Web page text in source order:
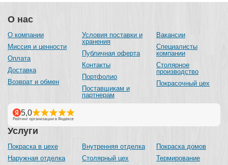
О нас
О компании
Миссия и ценности
Оплата
Доставка
Возврат и обмен
Условия поставки и
хранения
Публичная оферта
Контакты
Портфолио
Поставщикам и
партнерам
Вакансии
Специалисты
компании
Столярное
производство
Покрасочный цех
Услуги
Покраска в цехе
Наружная отделка
Внутренняя отделка
Столярный цех
Покраска домов
Термирование